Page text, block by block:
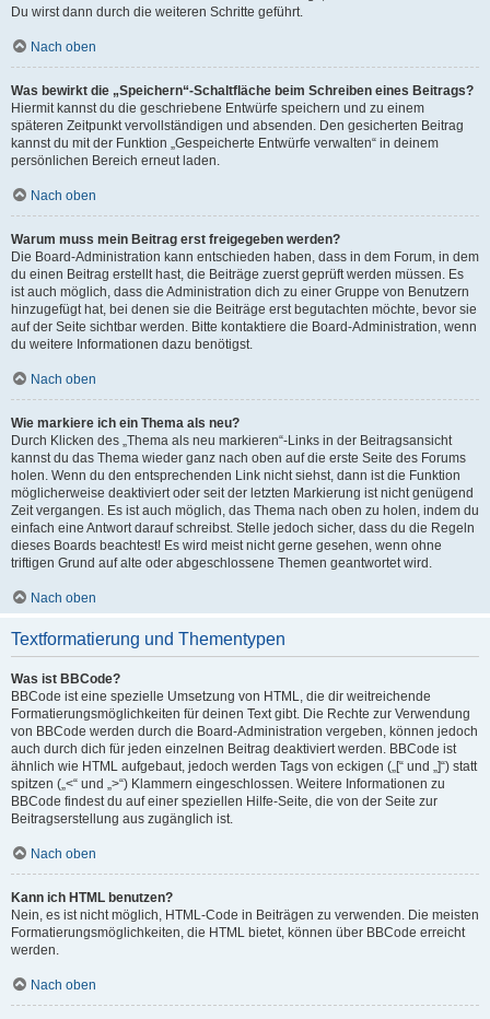
Du wirst dann durch die weiteren Schritte geführt.
Nach oben
Was bewirkt die „Speichern“-Schaltfläche beim Schreiben eines Beitrags?
Hiermit kannst du die geschriebene Entwürfe speichern und zu einem
späteren Zeitpunkt vervollständigen und absenden. Den gesicherten Beitrag
kannst du mit der Funktion „Gespeicherte Entwürfe verwalten“ in deinem
persönlichen Bereich erneut laden.
Nach oben
Warum muss mein Beitrag erst freigegeben werden?
Die Board-Administration kann entschieden haben, dass in dem Forum, in dem
du einen Beitrag erstellt hast, die Beiträge zuerst geprüft werden müssen. Es
ist auch möglich, dass die Administration dich zu einer Gruppe von Benutzern
hinzugefügt hat, bei denen sie die Beiträge erst begutachten möchte, bevor sie
auf der Seite sichtbar werden. Bitte kontaktiere die Board-Administration, wenn
du weitere Informationen dazu benötigst.
Nach oben
Wie markiere ich ein Thema als neu?
Durch Klicken des „Thema als neu markieren“-Links in der Beitragsansicht
kannst du das Thema wieder ganz nach oben auf die erste Seite des Forums
holen. Wenn du den entsprechenden Link nicht siehst, dann ist die Funktion
möglicherweise deaktiviert oder seit der letzten Markierung ist nicht genügend
Zeit vergangen. Es ist auch möglich, das Thema nach oben zu holen, indem du
einfach eine Antwort darauf schreibst. Stelle jedoch sicher, dass du die Regeln
dieses Boards beachtest! Es wird meist nicht gerne gesehen, wenn ohne
triftigen Grund auf alte oder abgeschlossene Themen geantwortet wird.
Nach oben
Textformatierung und Thementypen
Was ist BBCode?
BBCode ist eine spezielle Umsetzung von HTML, die dir weitreichende
Formatierungsmöglichkeiten für deinen Text gibt. Die Rechte zur Verwendung
von BBCode werden durch die Board-Administration vergeben, können jedoch
auch durch dich für jeden einzelnen Beitrag deaktiviert werden. BBCode ist
ähnlich wie HTML aufgebaut, jedoch werden Tags von eckigen („[“ und „]“) statt
spitzen („<“ und „>“) Klammern eingeschlossen. Weitere Informationen zu
BBCode findest du auf einer speziellen Hilfe-Seite, die von der Seite zur
Beitragserstellung aus zugänglich ist.
Nach oben
Kann ich HTML benutzen?
Nein, es ist nicht möglich, HTML-Code in Beiträgen zu verwenden. Die meisten
Formatierungsmöglichkeiten, die HTML bietet, können über BBCode erreicht
werden.
Nach oben